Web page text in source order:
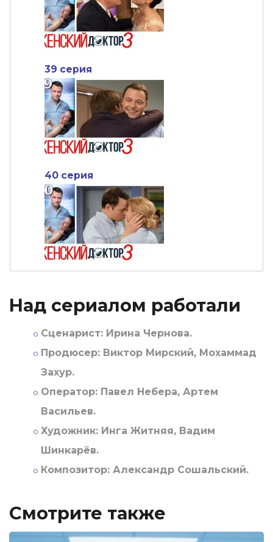
39 серия
40 серия
Над сериалом работали
Сценарист: Ирина Чернова.
Продюсер: Виктор Мирский, Мохаммад
Захур.
Оператор: Павел Небера, Артем
Васильев.
Художник: Инга Житняя, Вадим
Шинкарёв.
Композитор: Александр Сошальский.
Смотрите также